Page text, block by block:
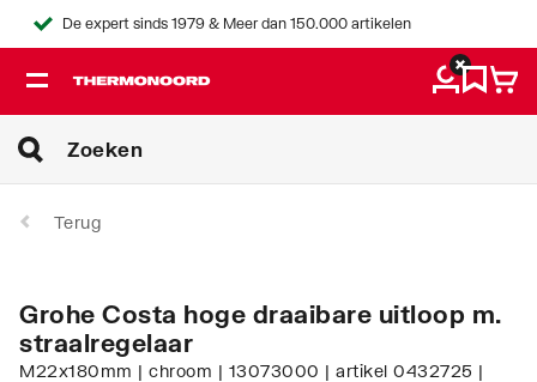
De expert sinds 1979 & Meer dan 150.000 artikelen
Terug
Grohe Costa hoge draaibare uitloop m.
straalregelaar
M22x180mm | chroom | 13073000 | artikel 0432725 |